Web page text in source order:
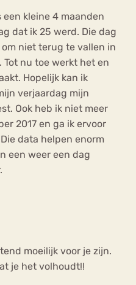
kleine 4 maanden
dat ik 25 werd. Die dag
niet terug te vallen in
nu toe werkt het en
Hopelijk kan ik
verjaardag mijn
Ook heb ik niet meer
2017 en ga ik ervoor
data helpen enorm
een weer een dag
moeilijk voor je zijn.
je het volhoudt!!